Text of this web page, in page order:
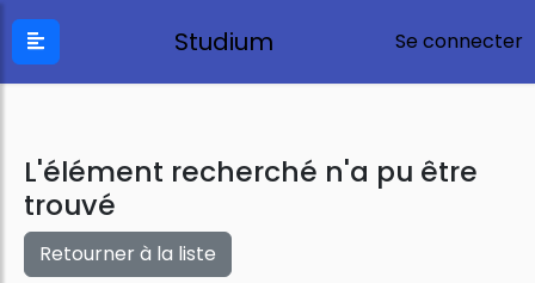
Studium Se connecter
L'élément recherché n'a pu être
trouvé
Retourner à la liste